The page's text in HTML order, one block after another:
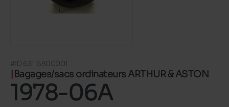
#ID 63115800001
Bagages/sacs ordinateurs ARTHUR & ASTON
1978-06A